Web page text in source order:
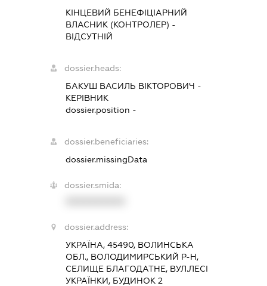
КІНЦЕВИЙ БЕНЕФІЦІАРНИЙ
ВЛАСНИК (КОНТРОЛЕР) -
ВІДСУТНІЙ
dossier.heads:
БАКУШ ВАСИЛЬ ВІКТОРОВИЧ -
КЕРІВНИК
dossier.position -
dossier.beneficiaries:
dossier.missingData
dossier.smida:
dossier.address:
УКРАЇНА, 45490, ВОЛИНСЬКА
ОБЛ., ВОЛОДИМИРСЬКИЙ Р-Н,
СЕЛИЩЕ БЛАГОДАТНЕ, ВУЛ.ЛЕСІ
УКРАЇНКИ, БУДИНОК 2